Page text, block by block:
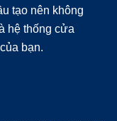
tạo nên không
hệ thống cửa
bạn.